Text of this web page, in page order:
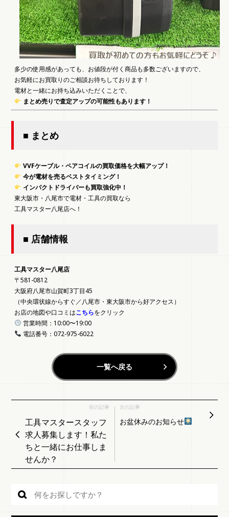
多少の使用感があっても、お値段が付く商品も多数ございますので、
お気軽にお買取りのご相談お待ちしております！
電材と一緒にお持ち込みいただくことで、
まとめ売りで査定アップの可能性もあります！
■ まとめ
VVFケーブル・ペアコイルの買取価格を大幅アップ！
今が電材を売るベストタイミング！
インパクトドライバーも買取強化中！
東大阪市・八尾市で電材・工具の買取なら
工具マスター八尾店へ！
■ 店舗情報
工具マスター八尾店
〒581-0812
大阪府八尾市山賀町3丁目45
（中央環状線からすぐ／八尾市・東大阪市から好アクセス）
お店の地図や口コミはこちらをクリック
営業時間：10:00〜19:00
電話番号：072-975-6022
一覧へ戻る
次の記事
お盆休みのお知らせ
前の記事
工具マスタースタッフ
求人募集します！私た
ちと一緒にお仕事しま
せんか？